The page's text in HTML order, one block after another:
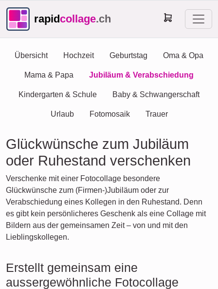
rapidcollage.ch
Übersicht Hochzeit Geburtstag Oma & Opa
Mama & Papa Jubiläum & Verabschiedung
Kindergarten & Schule Baby & Schwangerschaft
Urlaub Fotomosaik Trauer
Glückwünsche zum Jubiläum
oder Ruhestand verschenken
Verschenke mit einer Fotocollage besondere
Glückwünsche zum (Firmen-)Jubiläum oder zur
Verabschiedung eines Kollegen in den Ruhestand. Denn
es gibt kein persönlicheres Geschenk als eine Collage mit
Bildern aus der gemeinsamen Zeit – von und mit den
Lieblingskollegen.
Erstellt gemeinsam eine
aussergewöhnliche Fotocollage